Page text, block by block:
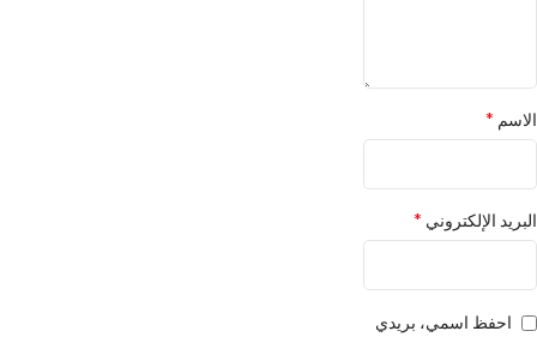
الاسم *
البريد الإلكتروني *
احفظ اسمي، بريدي